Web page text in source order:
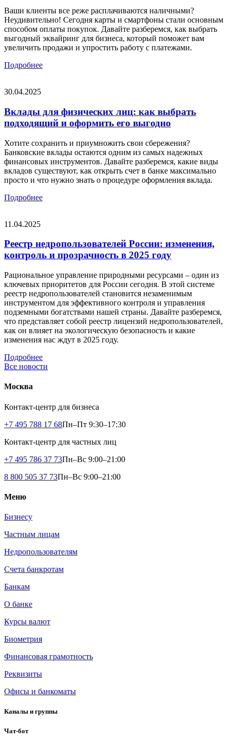
Ваши клиенты все реже расплачиваются наличными?
Неудивительно! Сегодня карты и смартфоны стали основным
способом оплаты покупок. Давайте разберемся, как выбрать
выгодный эквайринг для бизнеса, который поможет вам
увеличить продажи и упростить работу с платежами.
Подробнее
30.04.2025
Вклады для физических лиц: как выбрать
подходящий и оформить его выгодно
Хотите сохранить и приумножить свои сбережения?
Банковские вклады остаются одним из самых надежных
финансовых инструментов. Давайте разберемся, какие виды
вкладов существуют, как открыть счет в банке максимально
просто и что нужно знать о процедуре оформления вклада.
Подробнее
11.04.2025
Реестр недропользователей России: изменения,
контроль и прозрачность в 2025 году
Рациональное управление природными ресурсами – один из
ключевых приоритетов для России сегодня. В этой системе
реестр недропользователей становится незаменимым
инструментом для эффективного контроля и управления
подземными богатствами нашей страны. Давайте разберемся,
что представляет собой реестр лицензий недропользователей,
как он влияет на экологическую безопасность и какие
изменения нас ждут в 2025 году.
Подробнее
Все новости
Москва
Контакт-центр для бизнеса
+7 495 788 17 68Пн–Пт 9:30–17:30
Контакт-центр для частных лиц
+7 495 786 37 73Пн–Вс 9:00–21:00
8 800 505 37 73Пн–Вс 9:00–21:00
Меню
Бизнесу
Частным лицам
Недропользователям
Счета банкротам
Банкам
О банке
Курсы валют
Биометрия
Финансовая грамотность
Реквизиты
Офисы и банкоматы
Каналы и группы
Чат-бот